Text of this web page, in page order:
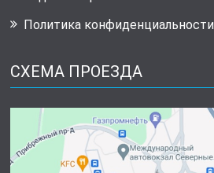
Политика конфиденциальности
СХЕМА ПРОЕЗДА